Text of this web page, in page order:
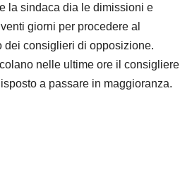
la sindaca dia le dimissioni e
giorni per procedere al
dei consiglieri di opposizione.
nelle ultime ore il consigliere
a passare in maggioranza.